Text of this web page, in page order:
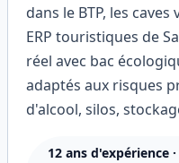
dans le BTP, les caves
ERP touristiques de
réel avec bac
adaptés aux risques
d'alcool, silos,
12ans d'expérience ·